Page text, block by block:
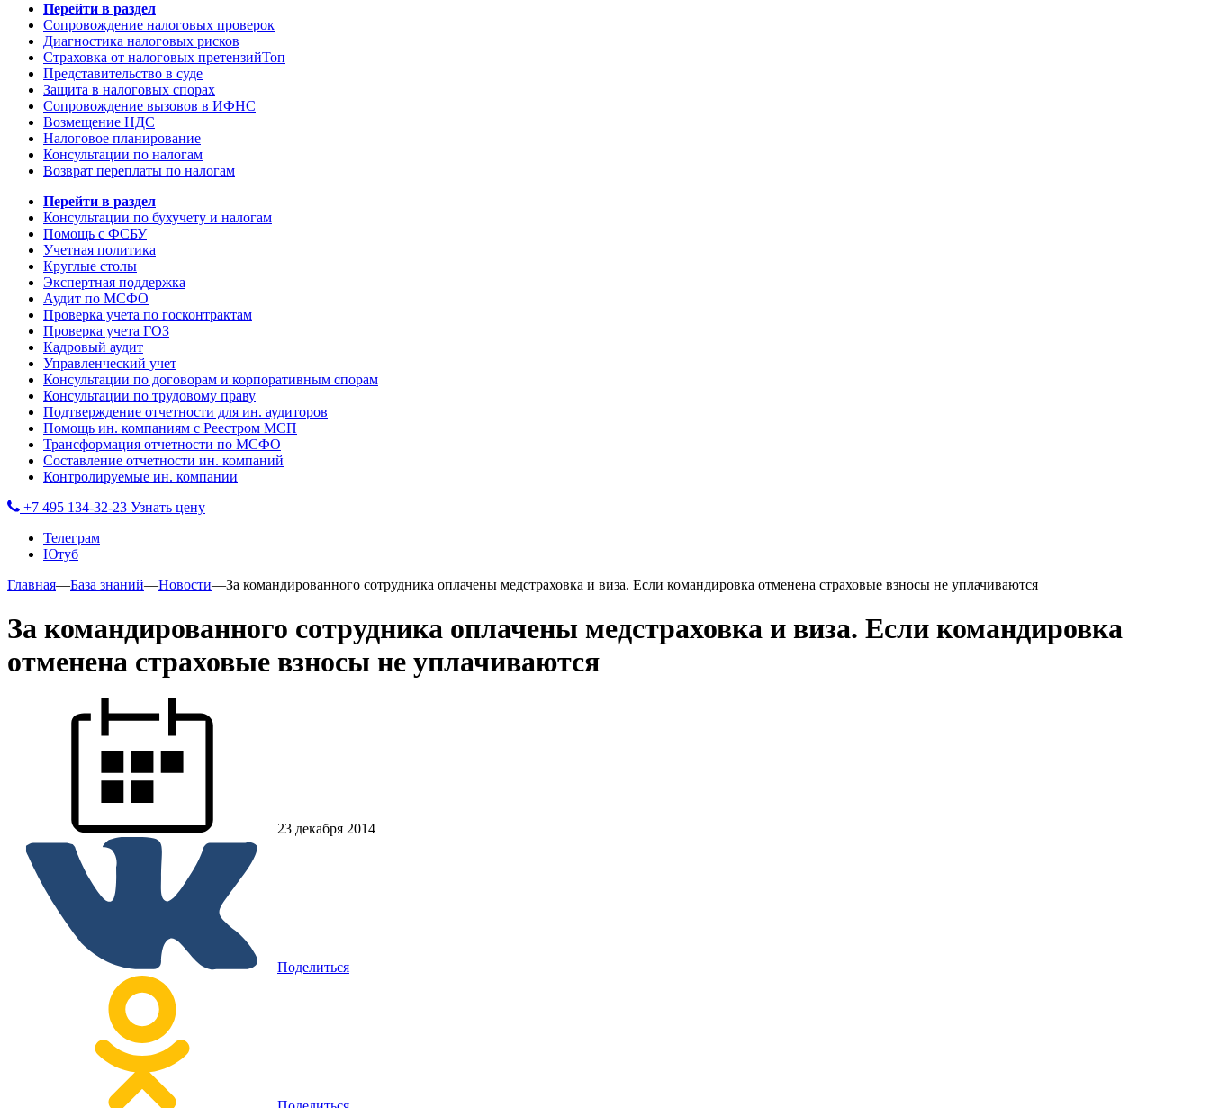
Перейти в раздел
Сопровождение налоговых проверок
Диагностика налоговых рисков
Страховка от налоговых претензийТоп
Представительство в суде
Защита в налоговых спорах
Сопровождение вызовов в ИФНС
Возмещение НДС
Налоговое планирование
Консультации по налогам
Возврат переплаты по налогам
Перейти в раздел
Консультации по бухучету и налогам
Помощь с ФСБУ
Учетная политика
Круглые столы
Экспертная поддержка
Аудит по МСФО
Проверка учета по госконтрактам
Проверка учета ГОЗ
Кадровый аудит
Управленческий учет
Консультации по договорам и корпоративным спорам
Консультации по трудовому праву
Подтверждение отчетности для ин. аудиторов
Помощь ин. компаниям с Реестром МСП
Трансформация отчетности по МСФО
Составление отчетности ин. компаний
Контролируемые ин. компании
+7 495 134-32-23 Узнать цену
Телеграм
Ютуб
Главная—База знаний—Новости—За командированного сотрудника оплачены медстраховка и виза. Если командировка отменена страховые взносы не уплачиваются
За командированного сотрудника оплачены медстраховка и виза. Если командировка
отменена страховые взносы не уплачиваются
23 декабря 2014
Поделиться